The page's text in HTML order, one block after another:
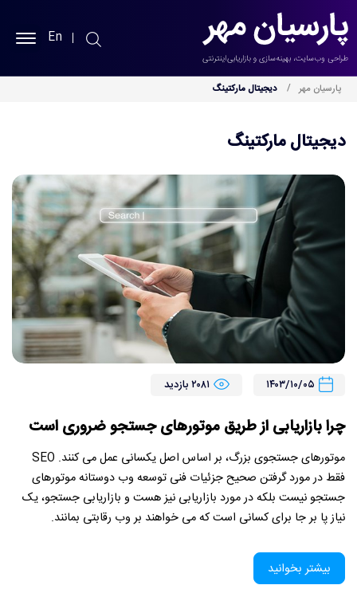
پارسیان مهر
طراحی سایت
سئو سایت
نمونه کارها
خدمات
بلاگ
درباره ما
تماس با ما
En
پارسیان مهر دیجیتال مارکتینگ
دیجیتال مارکتینگ
۱۴۰۳/۱۰/۰۵ ۲۰۸۱ بازدید
چرا بازاریابی از طریق موتورهای جستجو ضروری است
موتورهای جستجوی بزرگ، بر اساس اصل یکسانی عمل می کنند. SEO
فقط در مورد گرفتن صحیح جزئیات فنی توسعه وب دوستانه موتورهای
جستجو نیست بلکه در مورد بازاریابی نیز هست و بازاریابی جستجو، یک
نیاز پا بر جا برای کسانی است که می خواهند بر وب رقابتی بمانند.
بیشتر بخوانید